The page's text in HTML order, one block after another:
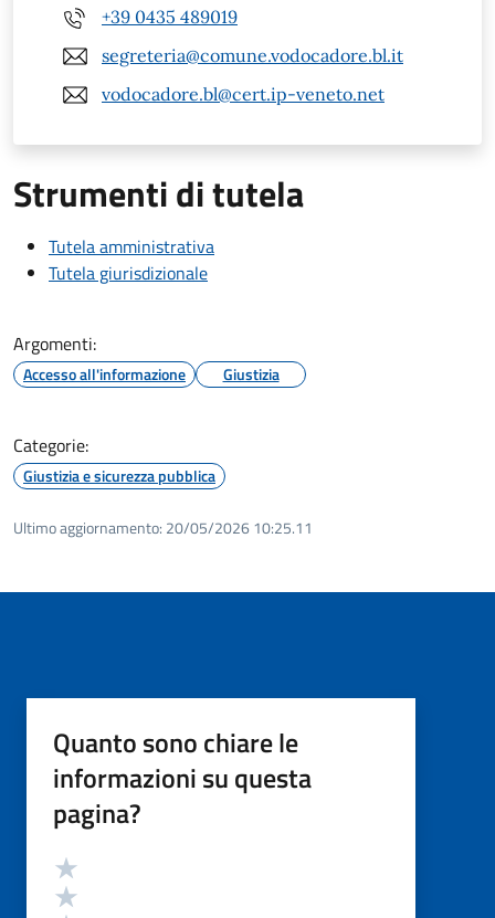
+39 0435 489019
segreteria@comune.vodocadore.bl.it
vodocadore.bl@cert.ip-veneto.net
Strumenti di tutela
Tutela amministrativa
Tutela giurisdizionale
Argomenti:
Accesso all'informazione Giustizia
Categorie:
Giustizia e sicurezza pubblica
Ultimo aggiornamento: 20/05/2026 10:25.11
Quanto sono chiare le
informazioni su questa
pagina?
Valutazione